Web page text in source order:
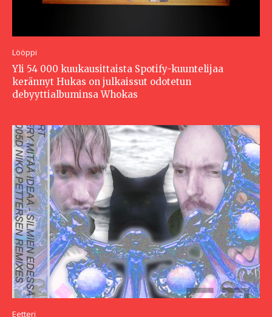
Lööppi
Yli 54 000 kuukausittaista Spotify-kuuntelijaa
kerännyt Hukas on julkaissut odotetun
debyyttialbuminsa Whokas
Eetteri